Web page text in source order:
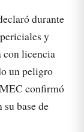
durante
y
con licencia
un peligro
confirmó
base de